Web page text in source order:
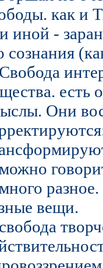
как и
иной -
сознания
есть
Они
вещи.